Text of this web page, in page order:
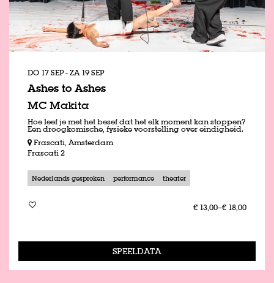
Ashes to Ashes
MC Makita
DO 17 SEP-ZA 19 SEP
Hoe leef je met het besef dat het elk moment kan stoppen?
Een droogkomische, fysieke voorstelling over eindigheid.
Frascati, Amsterdam
Frascati 2
Nederlands gesproken performance theater
€ 13,00–€ 18,00
SPEELDATA